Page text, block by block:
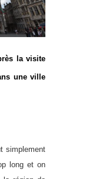
la visite
une ville
simplement
long et on